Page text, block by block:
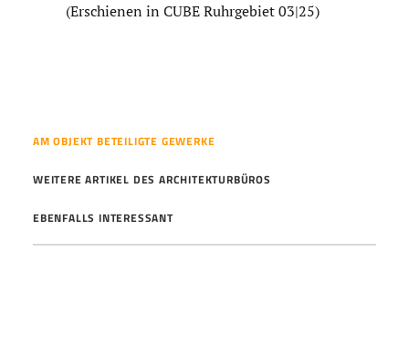
(Erschienen in CUBE Ruhrgebiet 03|25)
AM OBJEKT BETEILIGTE GEWERKE
WEITERE ARTIKEL DES ARCHITEKTURBÜROS
EBENFALLS INTERESSANT